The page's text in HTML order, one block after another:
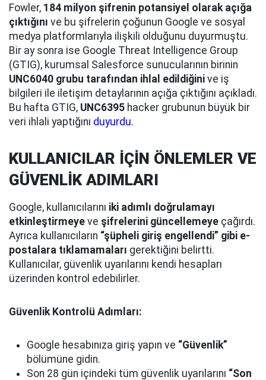
Fowler, 184 milyon şifrenin potansiyel olarak açığa
çıktığını ve bu şifrelerin çoğunun Google ve sosyal
medya platformlarıyla ilişkili olduğunu duyurmuştu.
Bir ay sonra ise Google Threat Intelligence Group
(GTIG), kurumsal Salesforce sunucularının birinin
UNC6040 grubu tarafından ihlal edildiğini ve iş
bilgileri ile iletişim detaylarının açığa çıktığını açıkladı.
Bu hafta GTIG, UNC6395 hacker grubunun büyük bir
veri ihlali yaptığını duyurdu.
KULLANICILAR İÇİN ÖNLEMLER VE
GÜVENLİK ADIMLARI
Google, kullanıcılarını iki adımlı doğrulamayı
etkinleştirmeye ve şifrelerini güncellemeye çağırdı.
Ayrıca kullanıcıların “şüpheli giriş engellendi” gibi e-
postalara tıklamamaları gerektiğini belirtti.
Kullanıcılar, güvenlik uyarılarını kendi hesapları
üzerinden kontrol edebilirler.
Güvenlik Kontrolü Adımları:
Google hesabınıza giriş yapın ve “Güvenlik”
bölümüne gidin.
Son 28 gün içindeki tüm güvenlik uyarılarını “Son